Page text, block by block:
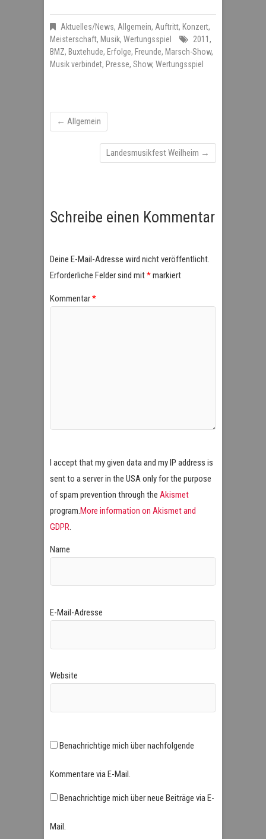
Aktuelles/News, Allgemein, Auftritt, Konzert,
Meisterschaft, Musik, Wertungsspiel 2011 ,
BMZ, Buxtehude, Erfolge, Freunde, Marsch-Show,
Musik verbindet, Presse, Show, Wertungsspiel
← Allgemein
Landesmusikfest Weilheim →
Schreibe einen Kommentar
Deine E-Mail-Adresse wird nicht veröffentlicht.
Erforderliche Felder sind mit*markiert
Kommentar*
I accept that my given data and my IP address is
sent to a server in the USA only for the purpose
of spam prevention through the Akismet
program.More information on Akismet and
GDPR.
Name
E-Mail-Adresse
Website
Benachrichtige mich über nachfolgende
Kommentare via E-Mail.
Benachrichtige mich über neue Beiträge via E-
Mail.